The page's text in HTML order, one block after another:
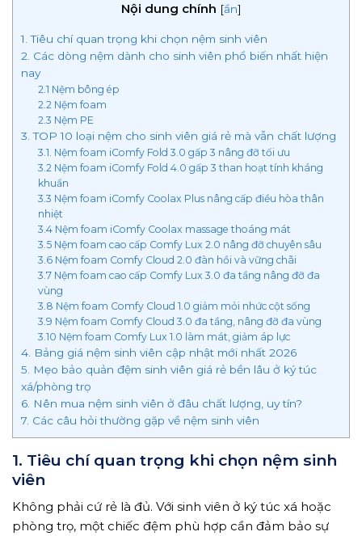
Nội dung chính [ẩn]
1. Tiêu chí quan trọng khi chọn nệm sinh viên
2. Các dòng nệm dành cho sinh viên phổ biến nhất hiện
nay
2.1 Nệm bông ép
2.2 Nệm foam
2.3 Nệm PE
3. TOP 10 loại nệm cho sinh viên giá rẻ mà vẫn chất lượng
3.1. Nệm foam iComfy Fold 3.0 gấp 3 nâng đỡ tối ưu
3.2 Nệm foam iComfy Fold 4.0 gấp 3 than hoạt tính kháng
khuẩn
3.3 Nệm foam iComfy Coolax Plus nâng cấp điều hòa thân
nhiệt
3.4 Nệm foam iComfy Coolax massage thoáng mát
3.5 Nệm foam cao cấp Comfy Lux 2.0 nâng đỡ chuyên sâu
3.6 Nệm foam Comfy Cloud 2.0 đàn hồi và vững chãi
3.7 Nệm foam cao cấp Comfy Lux 3.0 đa tầng nâng đỡ đa
vùng
3.8 Nệm foam Comfy Cloud 1.0 giảm mỏi nhức cột sống
3.9 Nệm foam Comfy Cloud 3.0 đa tầng, nâng đỡ đa vùng
3.10 Nệm foam Comfy Lux 1.0 làm mát, giảm áp lực
4. Bảng giá nệm sinh viên cập nhật mới nhất 2026
5. Mẹo bảo quản đệm sinh viên giá rẻ bền lâu ở ký túc
xá/phòng trọ
6. Nên mua nệm sinh viên ở đâu chất lượng, uy tín?
7. Các câu hỏi thường gặp về nệm sinh viên
1. Tiêu chí quan trọng khi chọn nệm sinh
viên
Không phải cứ rẻ là đủ. Với sinh viên ở ký túc xá hoặc
phòng trọ, một chiếc đệm phù hợp cần đảm bảo sự